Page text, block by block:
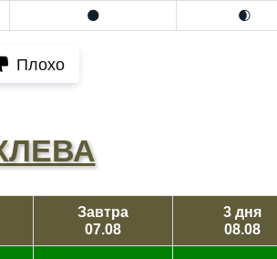
🌑 🌒
Плохо
Завтра
07.08
3 дня
08.08